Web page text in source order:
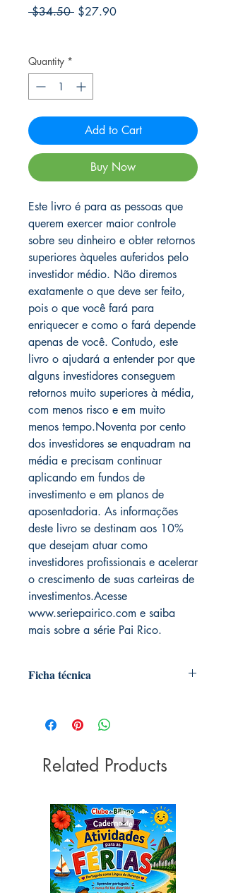
$34.50 Regular
$27.90Sale
Quantity *
Add to Cart
Buy Now
Este livro é para as pessoas que
querem exercer maior controle
sobre seu dinheiro e obter retornos
superiores àqueles auferidos pelo
investidor médio. Não diremos
exatamente o que deve ser feito,
pois o que você fará para
enriquecer e como o fará depende
apenas de você. Contudo, este
livro o ajudará a entender por que
alguns investidores conseguem
retornos muito superiores à média,
com menos risco e em muito
menos tempo.Noventa por cento
dos investidores se enquadram na
média e precisam continuar
aplicando em fundos de
investimento e em planos de
aposentadoria. As informações
deste livro se destinam aos 10%
que desejam atuar como
investidores profissionais e acelerar
o crescimento de suas carteiras de
investimentos.Acesse
www.seriepairico.com e saiba
mais sobre a série Pai Rico.
Ficha técnica
Editora ‏ : ‎ Alta Books; 1ª edição (29
agosto 2017)
Capa comum ‏ : ‎ 256 páginas
ISBN ‏ : ‎ 978-8550801018
Related Products